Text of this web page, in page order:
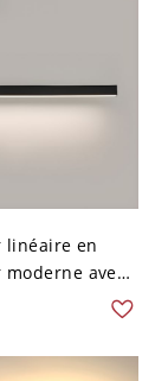
linéaire en
avec
câblage
120V, 2"